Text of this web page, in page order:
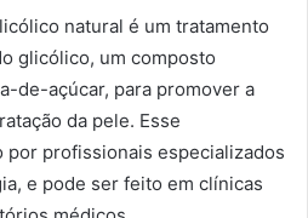
natural é um tratamento
glicólico, um composto
de-açúcar, para promover a
da pele. Esse
por profissionais especializados
e pode ser feito em clínicas